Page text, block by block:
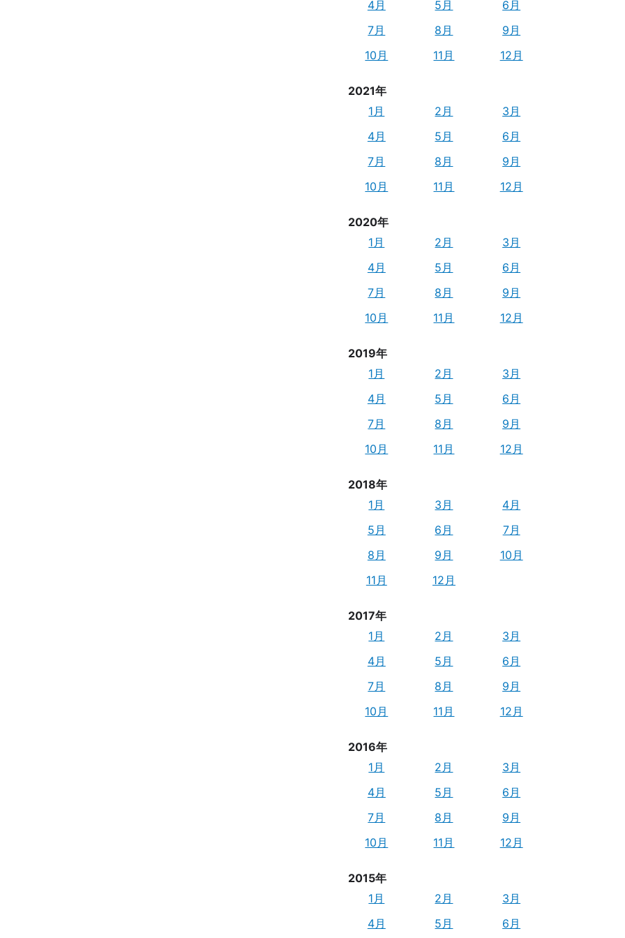
4月
5月
6月
7月
8月
9月
10月
11月 12月
2021年
1月
2月
3月
4月
5月
6月
7月
8月
9月
10月
11月 12月
2020年
1月
2月
3月
4月
5月
6月
7月
8月
9月
10月
11月 12月
2019年
1月
2月
3月
4月
5月
6月
7月
8月
9月
10月
11月 12月
2018年
1月
3月
4月
5月
6月
7月
8月
9月
10月
11月
12月
2017年
1月
2月
3月
4月
5月
6月
7月
8月
9月
10月
11月 12月
2016年
1月
2月
3月
4月
5月
6月
7月
8月
9月
10月
11月 12月
2015年
1月
2月
3月
4月
5月 6月